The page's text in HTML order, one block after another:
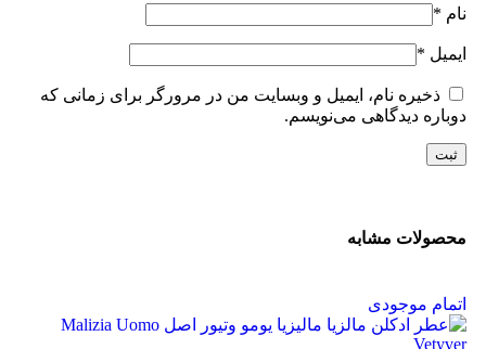
نام *
ایمیل *
ذخیره نام، ایمیل و وبسایت من در مرورگر برای زمانی که
دوباره دیدگاهی می‌نویسم.
محصولات مشابه
اتمام موجودی